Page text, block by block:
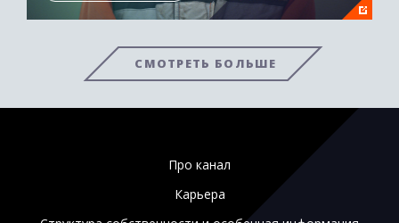
СМОТРЕТЬ БОЛЬШЕ
Про канал
Карьера